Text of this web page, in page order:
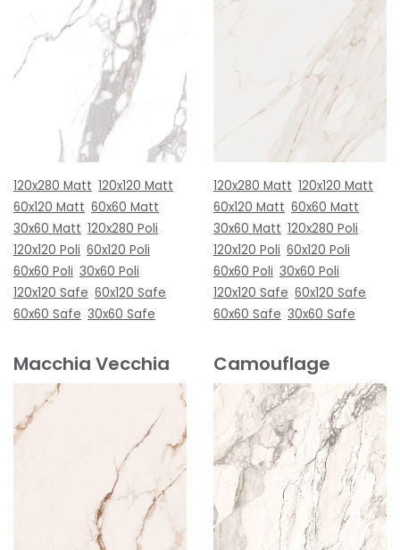
120x280 Matt 120x120 Matt
60x120 Matt 60x60 Matt
30x60 Matt 120x280 Poli
120x120 Poli 60x120 Poli
60x60 Poli 30x60 Poli
120x120 Safe 60x120 Safe
60x60 Safe 30x60 Safe
120x280 Matt 120x120 Matt
60x120 Matt 60x60 Matt
30x60 Matt 120x280 Poli
120x120 Poli 60x120 Poli
60x60 Poli 30x60 Poli
120x120 Safe 60x120 Safe
60x60 Safe 30x60 Safe
Macchia Vecchia Camouflage